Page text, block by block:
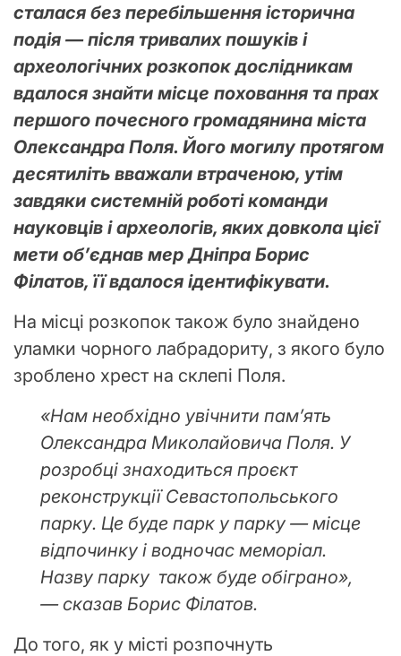
сталася без перебільшення історична
подія — після тривалих пошуків і
археологічних розкопок дослідникам
вдалося знайти місце поховання та прах
першого почесного громадянина міста
Олександра Поля. Його могилу протягом
десятиліть вважали втраченою, утім
завдяки системній роботі команди
науковців і археологів, яких довкола цієї
мети об’єднав мер Дніпра Борис
Філатов, її вдалося ідентифікувати.
На місці розкопок також було знайдено
уламки чорного лабрадориту, з якого було
зроблено хрест на склепі Поля.
«Нам необхідно увічнити пам’ять
Олександра Миколайовича Поля. У
розробці знаходиться проєкт
реконструкції Севастопольського
парку. Це буде парк у парку — місце
відпочинку і водночас меморіал.
Назву парку також буде обіграно»,
— сказав Борис Філатов.
До того, як у місті розпочнуть